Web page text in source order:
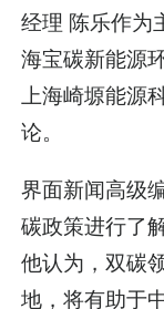
经理 陈乐作为
海宝碳新能源
上海崎塬能源
论。
界面新闻高级
碳政策进行了
他认为，双碳
地，将有助于